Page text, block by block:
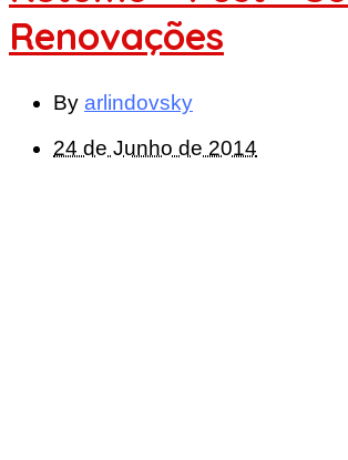
Renovações
By arlindovsky
24 de Junho de 2014